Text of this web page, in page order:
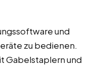
und
zu bedienen.
Gabelstaplern und